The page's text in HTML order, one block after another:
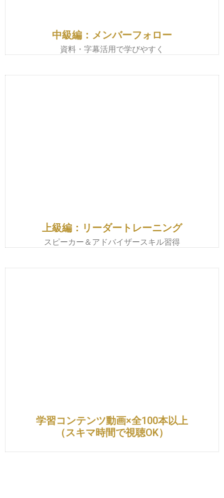
中級編：メンバーフォロー
資料・字幕活用で学びやすく
上級編：リーダートレーニング
スピーカー＆アドバイザースキル習得
学習コンテンツ動画×全100本以上
（スキマ時間で視聴OK）